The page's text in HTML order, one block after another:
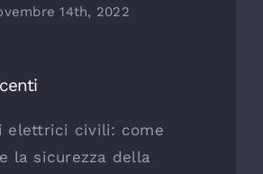
14th, 2022
elettrici civili: come
la sicurezza della